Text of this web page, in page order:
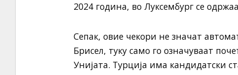
2024 година, во Луксембург се
Сепак, овие чекори не значат
Брисел, туку само го означуваат
Унијата. Турција има кандидатски